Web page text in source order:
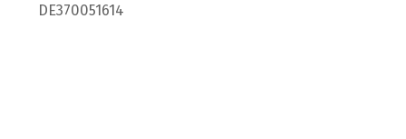
DE370051614